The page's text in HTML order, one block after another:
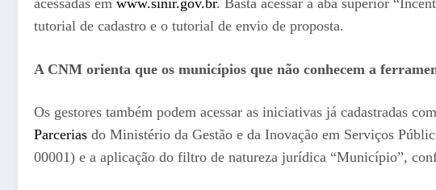
acessadas em www.sinir.gov.br. Basta acessar a aba superior
tutorial de cadastro e o tutorial de envio de proposta.
A CNM orienta que os municípios que não conhecem a
Os gestores também podem acessar as iniciativas já cadastradas
Parcerias do Ministério da Gestão e da Inovação em Serviços
00001) e a aplicação do filtro de natureza jurídica “Município”,